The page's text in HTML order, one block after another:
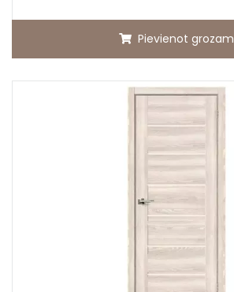
Pievienot grozam